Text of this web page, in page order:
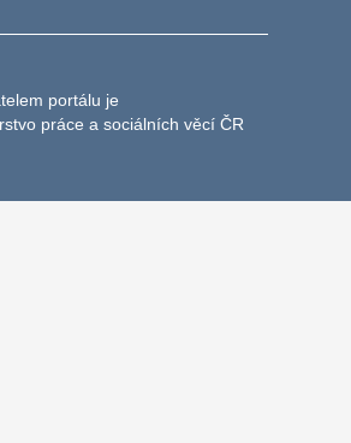
portálu je
práce a sociálních věcí ČR